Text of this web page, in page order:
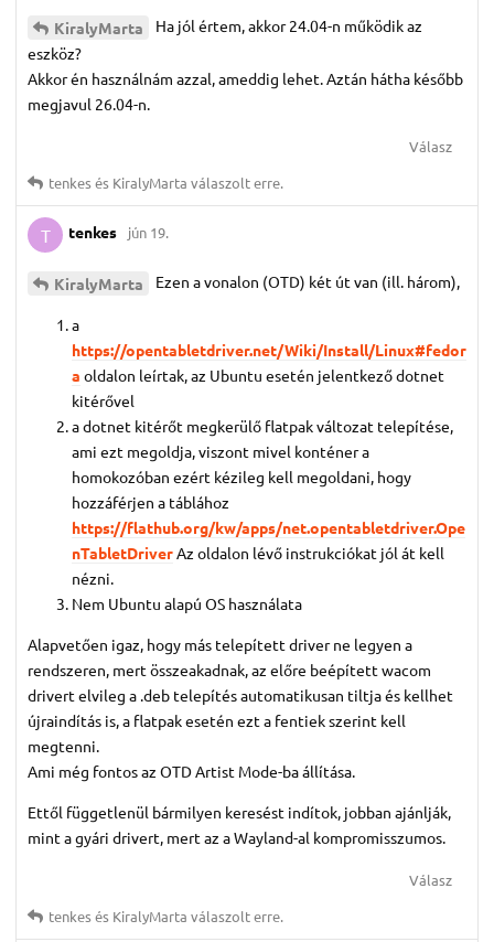
KiralyMarta
Ha jól értem, akkor 24.04-n működik az
eszköz?
Akkor én használnám azzal, ameddig lehet. Aztán hátha később
megjavul 26.04-n.
Válasz
tenkesés KiralyMarta válaszolt erre.
T tenkes jún 19.
KiralyMarta Ezen a vonalon (OTD) két út van (ill. három),
a
https://opentabletdriver.net/Wiki/Install/Linux#fedor
a oldalon leírtak, az Ubuntu esetén jelentkező dotnet
kitérővel
a dotnet kitérőt megkerülő flatpak változat telepítése,
ami ezt megoldja, viszont mivel konténer a
homokozóban ezért kézileg kell megoldani, hogy
hozzáférjen a táblához
https://flathub.org/kw/apps/net.opentabletdriver.Ope
nTabletDriverAz oldalon lévő instrukciókat jól át kell
nézni.
Nem Ubuntu alapú OS használata
Alapvetően igaz, hogy más telepített driver ne legyen a
rendszeren, mert összeakadnak, az előre beépített wacom
drivert elvileg a .deb telepítés automatikusan tiltja és kellhet
újraindítás is, a flatpak esetén ezt a fentiek szerint kell
megtenni.
Ami még fontos az OTD Artist Mode-ba állítása.
Ettől függetlenül bármilyen keresést indítok, jobban ajánlják,
mint a gyári drivert, mert az a Wayland-al kompromisszumos.
Válasz
tenkesés KiralyMarta válaszolt erre.